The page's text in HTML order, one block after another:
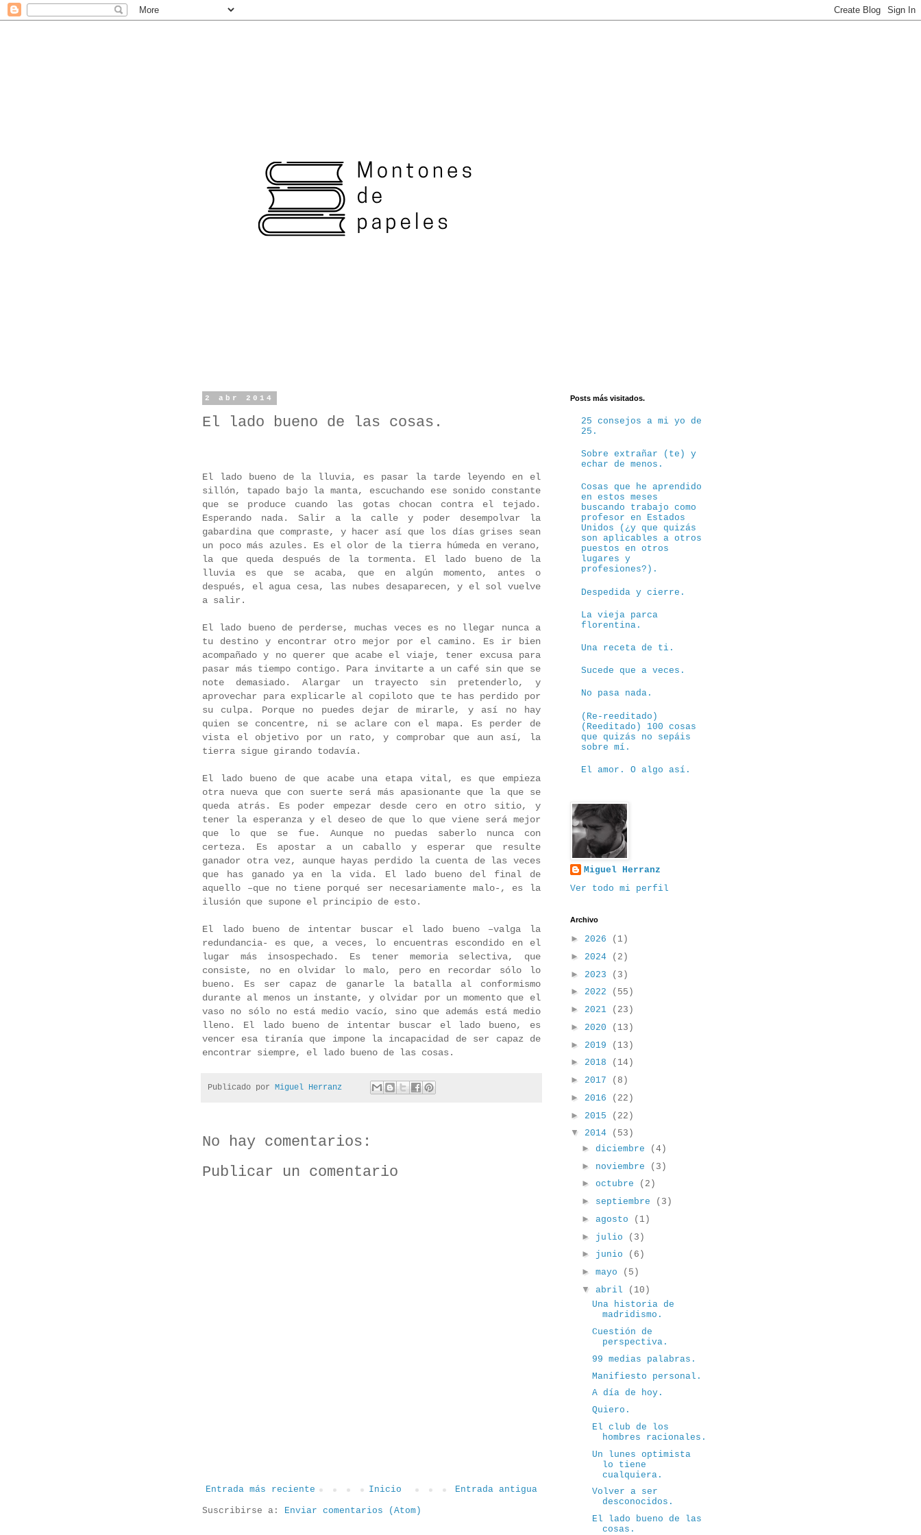
2 abr 2014
El lado bueno de las cosas.
El lado bueno de la lluvia, es pasar la tarde leyendo en el
sillón, tapado bajo la manta, escuchando ese sonido constante
que se produce cuando las gotas chocan contra el tejado.
Esperando nada. Salir a la calle y poder desempolvar la
gabardina que compraste, y hacer así que los días grises sean
un poco más azules. Es el olor de la tierra húmeda en verano,
la que queda después de la tormenta. El lado bueno de la
lluvia es que se acaba, que en algún momento, antes o
después, el agua cesa, las nubes desaparecen, y el sol vuelve
a salir.
El lado bueno de perderse, muchas veces es no llegar nunca a
tu destino y encontrar otro mejor por el camino. Es ir bien
acompañado y no querer que acabe el viaje, tener excusa para
pasar más tiempo contigo. Para invitarte a un café sin que se
note demasiado. Alargar un trayecto sin pretenderlo, y
aprovechar para explicarle al copiloto que te has perdido por
su culpa. Porque no puedes dejar de mirarle, y así no hay
quien se concentre, ni se aclare con el mapa. Es perder de
vista el objetivo por un rato, y comprobar que aun así, la
tierra sigue girando todavía.
El lado bueno de que acabe una etapa vital, es que empieza
otra nueva que con suerte será más apasionante que la que se
queda atrás. Es poder empezar desde cero en otro sitio, y
tener la esperanza y el deseo de que lo que viene será mejor
que lo que se fue. Aunque no puedas saberlo nunca con
certeza. Es apostar a un caballo y esperar que resulte
ganador otra vez, aunque hayas perdido la cuenta de las veces
que has ganado ya en la vida. El lado bueno del final de
aquello –que no tiene porqué ser necesariamente malo-, es la
ilusión que supone el principio de esto.
El lado bueno de intentar buscar el lado bueno –valga la
redundancia- es que, a veces, lo encuentras escondido en el
lugar más insospechado. Es tener memoria selectiva, que
consiste, no en olvidar lo malo, pero en recordar sólo lo
bueno. Es ser capaz de ganarle la batalla al conformismo
durante al menos un instante, y olvidar por un momento que el
vaso no sólo no está medio vacío, sino que además está medio
lleno. El lado bueno de intentar buscar el lado bueno, es
vencer esa tiranía que impone la incapacidad de ser capaz de
encontrar siempre, el lado bueno de las cosas.
Publicado por Miguel Herranz
No hay comentarios:
Publicar un comentario
Entrada más reciente Entrada antigua
Inicio
Suscribirse a: Enviar comentarios (Atom)
Posts más visitados.
25 consejos a mi yo de
25.
Sobre extrañar (te) y
echar de menos.
Cosas que he aprendido
en estos meses
buscando trabajo como
profesor en Estados
Unidos (¿y que quizás
son aplicables a otros
puestos en otros
lugares y
profesiones?).
Despedida y cierre.
La vieja parca
florentina.
Una receta de ti.
Sucede que a veces.
No pasa nada.
(Re-reeditado)
(Reeditado) 100 cosas
que quizás no sepáis
sobre mí.
El amor. O algo así.
Miguel Herranz
Ver todo mi perfil
Archivo
► 2026
(1)
► 2024
(2)
► 2023
(3)
► 2022
(55)
► 2021
(23)
► 2020
(13)
► 2019
(13)
► 2018
(14)
► 2017
(8)
► 2016
(22)
► 2015
(22)
▼ 2014
(53)
► diciembre
(4)
► noviembre
(3)
► octubre
(2)
► septiembre
(3)
► agosto
(1)
► julio
(3)
► junio
(6)
► mayo
(5)
▼ abril
(10)
Una historia de
madridismo.
Cuestión de
perspectiva.
99 medias palabras.
Manifiesto personal.
A día de hoy.
Quiero.
El club de los
hombres racionales.
Un lunes optimista
lo tiene
cualquiera.
Volver a ser
desconocidos.
El lado bueno de las
cosas.